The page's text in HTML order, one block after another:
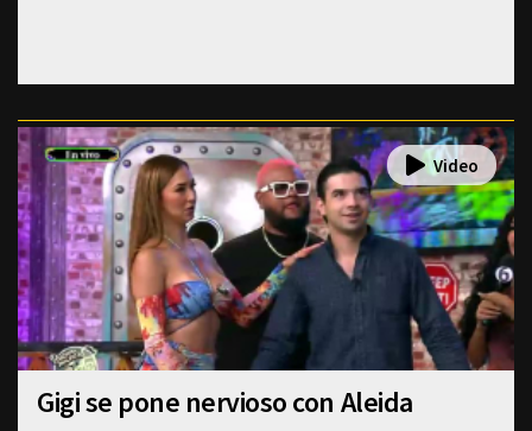
Gigi se pone nervioso con Aleida